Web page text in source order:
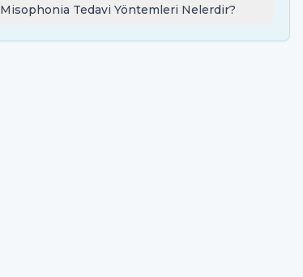
Misophonia Tedavi Yöntemleri Nelerdir?